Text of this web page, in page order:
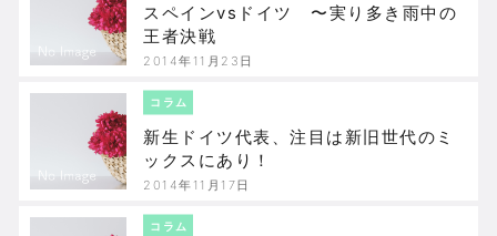
スペインvsドイツ 〜実り多き雨中の
王者決戦
2014年11月23日
コラム
新生ドイツ代表、注目は新旧世代のミ
ックスにあり！
2014年11月17日
コラム